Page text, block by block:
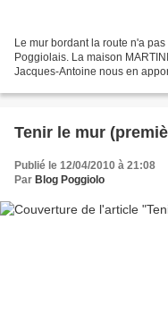
Le mur bordant la route n'a
Poggiolais. La maison
Jacques-Antoine nous en
Tenir le mur
Publié le 12/04/2010 à 21:08
Par Blog Poggiolo